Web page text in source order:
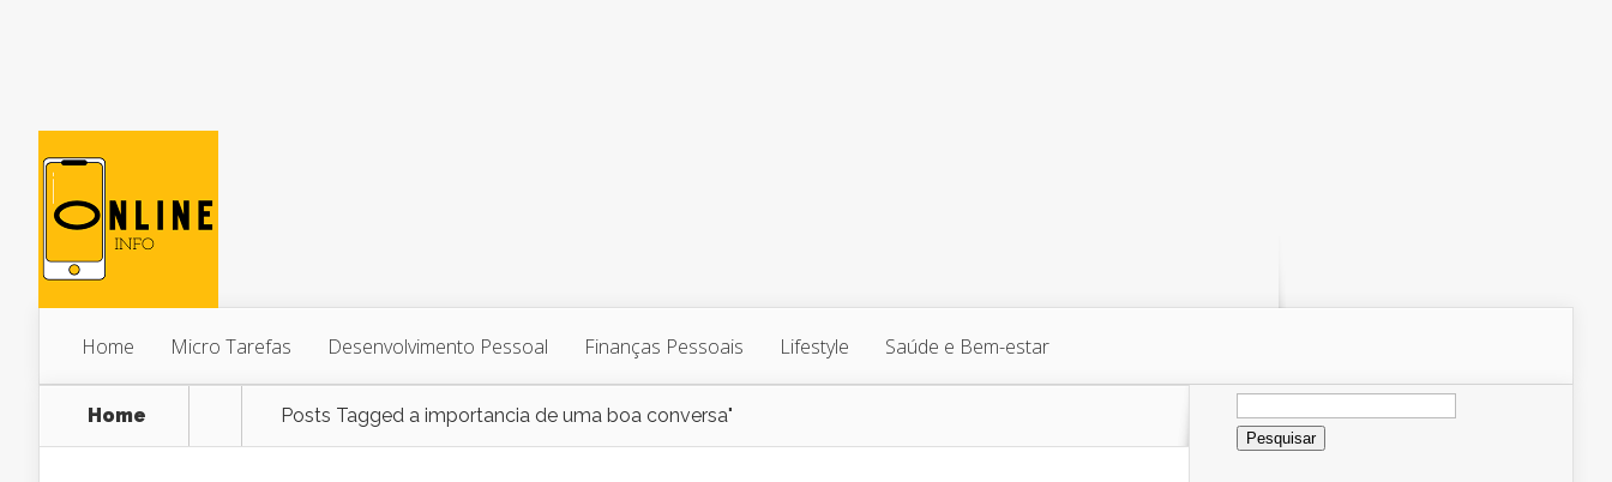
Home Micro Tarefas Desenvolvimento Pessoal Finanças Pessoais Lifestyle Saúde e Bem-estar
Home Posts Tagged a importancia de uma boa conversa"
Pesquisar
por: